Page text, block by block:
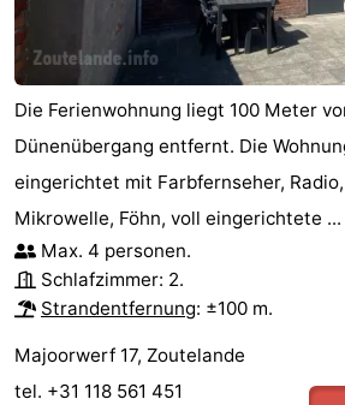
Die Ferienwohnung liegt 100 Meter
Dünenübergang entfernt. Die
eingerichtet mit Farbfernseher,
Mikrowelle, Föhn, voll eingerichtete ...
Max. 4 personen.
Schlafzimmer: 2.
Strandentfernung: ±100 m.
Majoorwerf 17, Zoutelande
tel. +31 118 561 451